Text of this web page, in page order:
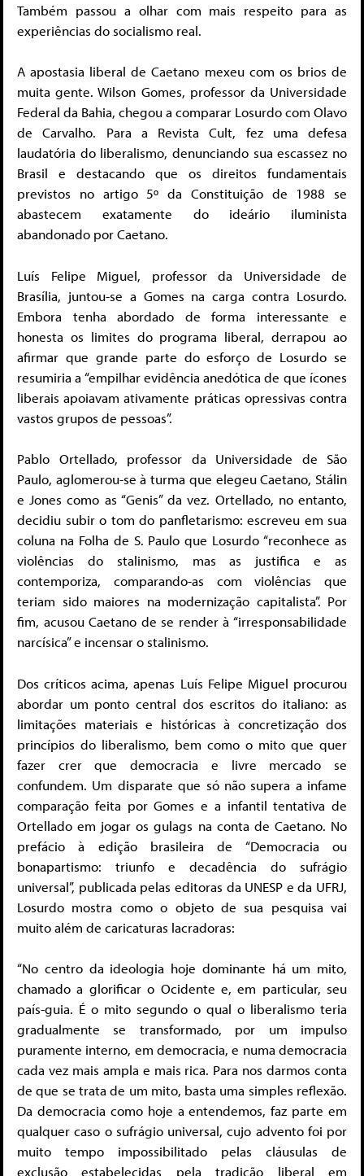
Também passou a olhar com mais respeito para as
experiências do socialismo real.
A apostasia liberal de Caetano mexeu com os brios de
muita gente. Wilson Gomes, professor da Universidade
Federal da Bahia, chegou a comparar Losurdo com Olavo
de Carvalho. Para a Revista Cult, fez uma defesa
laudatória do liberalismo, denunciando sua escassez no
Brasil e destacando que os direitos fundamentais
previstos no artigo 5º da Constituição de 1988 se
abastecem exatamente do ideário iluminista
abandonado por Caetano.
Luís Felipe Miguel, professor da Universidade de
Brasília, juntou-se a Gomes na carga contra Losurdo.
Embora tenha abordado de forma interessante e
honesta os limites do programa liberal, derrapou ao
afirmar que grande parte do esforço de Losurdo se
resumiria a “empilhar evidência anedótica de que ícones
liberais apoiavam ativamente práticas opressivas contra
vastos grupos de pessoas”.
Pablo Ortellado, professor da Universidade de São
Paulo, aglomerou-se à turma que elegeu Caetano, Stálin
e Jones como as “Genis” da vez. Ortellado, no entanto,
decidiu subir o tom do panfletarismo: escreveu em sua
coluna na Folha de S. Paulo que Losurdo “reconhece as
violências do stalinismo, mas as justifica e as
contemporiza, comparando-as com violências que
teriam sido maiores na modernização capitalista”. Por
fim, acusou Caetano de se render à “irresponsabilidade
narcísica” e incensar o stalinismo.
Dos críticos acima, apenas Luís Felipe Miguel procurou
abordar um ponto central dos escritos do italiano: as
limitações materiais e históricas à concretização dos
princípios do liberalismo, bem como o mito que quer
fazer crer que democracia e livre mercado se
confundem. Um disparate que só não supera a infame
comparação feita por Gomes e a infantil tentativa de
Ortellado em jogar os gulags na conta de Caetano. No
prefácio à edição brasileira de “Democracia ou
bonapartismo: triunfo e decadência do sufrágio
universal”, publicada pelas editoras da UNESP e da UFRJ,
Losurdo mostra como o objeto de sua pesquisa vai
muito além de caricaturas lacradoras:
“No centro da ideologia hoje dominante há um mito,
chamado a glorificar o Ocidente e, em particular, seu
país-guia. É o mito segundo o qual o liberalismo teria
gradualmente se transformado, por um impulso
puramente interno, em democracia, e numa democracia
cada vez mais ampla e mais rica. Para nos darmos conta
de que se trata de um mito, basta uma simples reflexão.
Da democracia como hoje a entendemos, faz parte em
qualquer caso o sufrágio universal, cujo advento foi por
muito tempo impossibilitado pelas cláusulas de
exclusão estabelecidas pela tradição liberal em